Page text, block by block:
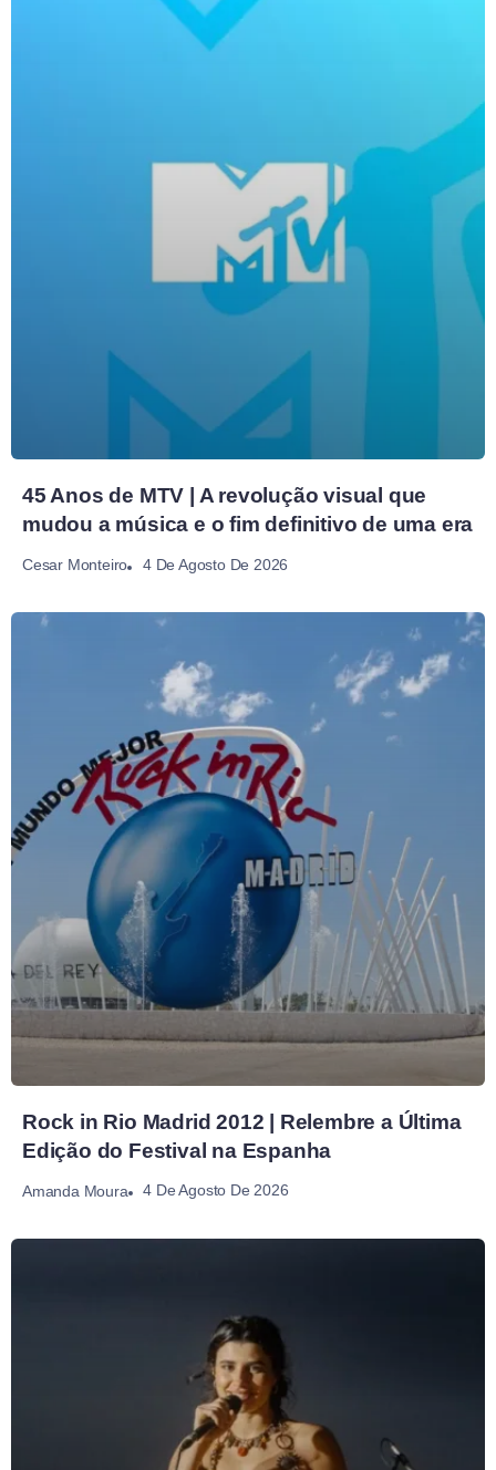
45 Anos de MTV | A revolução visual que
mudou a música e o fim definitivo de uma era
Cesar Monteiro 4 De Agosto De 2026
Rock in Rio Madrid 2012 | Relembre a Última
Edição do Festival na Espanha
Amanda Moura 4 De Agosto De 2026